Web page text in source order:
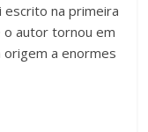
escrito na primeira
o autor tornou em
a enormes